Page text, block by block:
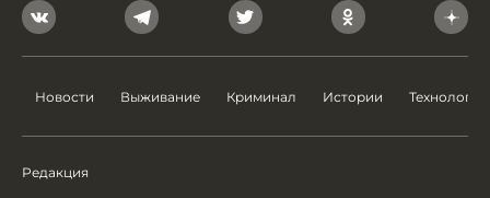
Новости Выживание Криминал Истории Технологии
Редакция